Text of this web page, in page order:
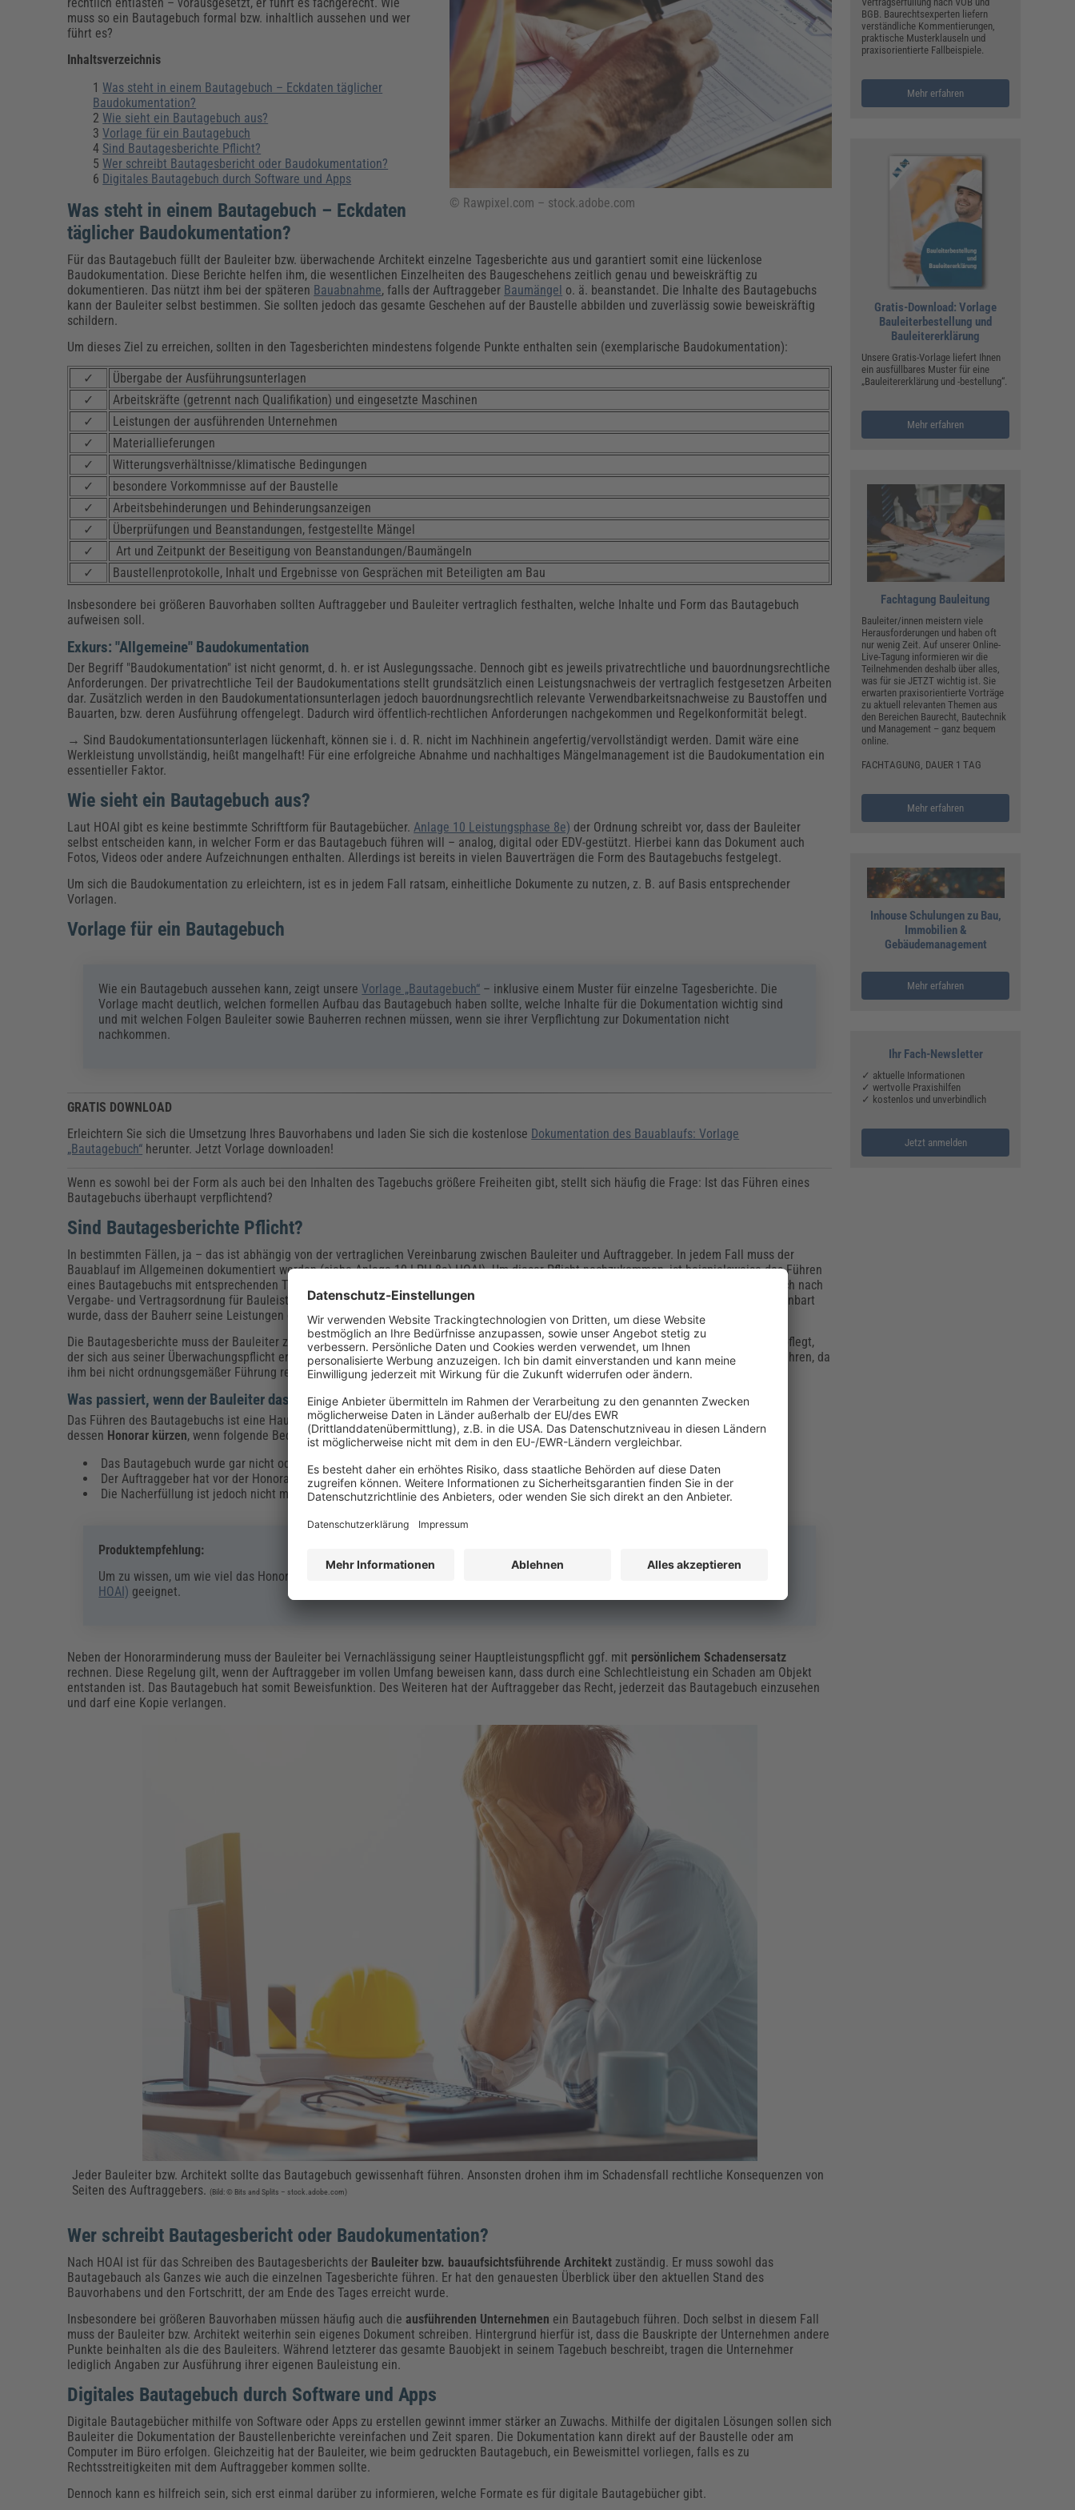
Energie & Umwelt
Führung & Management
Gesundheit & Pflege
Kommunales
Fachpublikationen & Arbeitshilfen
Bauhof
Hausmeister & Haustechnik
Grünflächen
Recht, Sicherheit & Ordnung
Vergaberecht
Verkehrsrecht
Bau, Immobilien & Gebäudemanagement
Künstliche Intelligenz
Weiterbildungen (AKADEMIE HERKERT)
Künstliche Intelligenz
Personalmanagement
Fachpublikationen & Arbeitshilfen
Personalwesen Weiterbildungen (AKADEMIE HERKERT)
Personal, Ausbildung & Recht
Reisekosten und Finanzen
Weiterbildungen (AKADEMIE HERKERT)
Reisekosten & Finanzen
Zoll und Export
Fachpublikationen & Arbeitshilfen
Zollabwicklung & Exportabwicklung Zollverfahren & Zollvorschriften
Weiterbildungen (AKADEMIE HERKERT)
Zoll & Export
© Rawpixel.com – stock.adobe.com
muss so ein Bautagebuch formal bzw. inhaltlich aussehen und wer
führt es?
Inhaltsverzeichnis
Was steht in einem Bautagebuch – Eckdaten täglicher
Baudokumentation?
Wie sieht ein Bautagebuch aus?
Vorlage für ein Bautagebuch
Sind Bautagesberichte Pflicht?
Wer schreibt Bautagesbericht oder Baudokumentation?
Digitales Bautagebuch durch Software und Apps
Was steht in einem Bautagebuch – Eckdaten
täglicher Baudokumentation?
Für das Bautagebuch füllt der Bauleiter bzw. überwachende Architekt einzelne Tagesberichte aus und garantiert somit eine lückenlose
Baudokumentation. Diese Berichte helfen ihm, die wesentlichen Einzelheiten des Baugeschehens zeitlich genau und beweiskräftig zu
dokumentieren. Das nützt ihm bei der späteren Bauabnahme, falls der Auftraggeber Baumängel o. ä. beanstandet. Die Inhalte des Bautagebuchs
kann der Bauleiter selbst bestimmen. Sie sollten jedoch das gesamte Geschehen auf der Baustelle abbilden und zuverlässig sowie beweiskräftig
schildern.
Um dieses Ziel zu erreichen, sollten in den Tagesberichten mindestens folgende Punkte enthalten sein (exemplarische Baudokumentation):
✓
Übergabe der Ausführungsunterlagen
✓
Arbeitskräfte (getrennt nach Qualifikation) und eingesetzte Maschinen
✓
Leistungen der ausführenden Unternehmen
✓
Materiallieferungen
✓
Witterungsverhältnisse/klimatische Bedingungen
✓
besondere Vorkommnisse auf der Baustelle
✓
Arbeitsbehinderungen und Behinderungsanzeigen
✓
Überprüfungen und Beanstandungen, festgestellte Mängel
✓
Art und Zeitpunkt der Beseitigung von Beanstandungen/Baumängeln
✓
Baustellenprotokolle, Inhalt und Ergebnisse von Gesprächen mit Beteiligten am Bau
Insbesondere bei größeren Bauvorhaben sollten Auftraggeber und Bauleiter vertraglich festhalten, welche Inhalte und Form das Bautagebuch
aufweisen soll.
Exkurs: "Allgemeine" Baudokumentation
Der Begriff "Baudokumentation" ist nicht genormt, d. h. er ist Auslegungssache. Dennoch gibt es jeweils privatrechtliche und bauordnungsrechtliche
Anforderungen. Der privatrechtliche Teil der Baudokumentations stellt grundsätzlich einen Leistungsnachweis der vertraglich festgesetzen Arbeiten
dar. Zusätzlich werden in den Baudokumentationsunterlagen jedoch bauordnungsrechtlich relevante Verwendbarkeitsnachweise zu Baustoffen und
Bauarten, bzw. deren Ausführung offengelegt. Dadurch wird öffentlich-rechtlichen Anforderungen nachgekommen und Regelkonformität belegt.
→ Sind Baudokumentationsunterlagen lückenhaft, können sie i. d. R. nicht im Nachhinein angefertig/vervollständigt werden. Damit wäre eine
Werkleistung unvollständig, heißt mangelhaft! Für eine erfolgreiche Abnahme und nachhaltiges Mängelmanagement ist die Baudokumentation ein
essentieller Faktor.
Wie sieht ein Bautagebuch aus?
Laut HOAI gibt es keine bestimmte Schriftform für Bautagebücher. Anlage 10 Leistungsphase 8e) der Ordnung schreibt vor, dass der Bauleiter
selbst entscheiden kann, in welcher Form er das Bautagebuch führen will – analog, digital oder EDV-gestützt. Hierbei kann das Dokument auch
Fotos, Videos oder andere Aufzeichnungen enthalten. Allerdings ist bereits in vielen Bauverträgen die Form des Bautagebuchs festgelegt.
Um sich die Baudokumentation zu erleichtern, ist es in jedem Fall ratsam, einheitliche Dokumente zu nutzen, z. B. auf Basis entsprechender
Vorlagen.
Vorlage für ein Bautagebuch
Wie ein Bautagebuch aussehen kann, zeigt unsereVorlage „Bautagebuch“ – inklusive einem Muster für einzelne Tagesberichte. Die
Vorlage macht deutlich, welchen formellen Aufbau das Bautagebuch haben sollte, welche Inhalte für die Dokumentation wichtig sind
und mit welchen Folgen Bauleiter sowie Bauherren rechnen müssen, wenn sie ihrer Verpflichtung zur Dokumentation nicht
nachkommen.
GRATIS DOWNLOAD
Erleichtern Sie sich die Umsetzung Ihres Bauvorhabens und laden Sie sich die kostenlose Dokumentation des Bauablaufs: Vorlage
„Bautagebuch“ herunter. Jetzt Vorlage downloaden!
Wenn es sowohl bei der Form als auch bei den Inhalten des Tagebuchs größere Freiheiten gibt, stellt sich häufig die Frage: Ist das Führen eines
Bautagebuchs überhaupt verpflichtend?
Sind Bautagesberichte Pflicht?
In bestimmten Fällen, ja – das ist abhängig von der vertraglichen Vereinbarung zwischen Bauleiter und Auftraggeber. In jedem Fall muss der
Bauablauf im Allgemeinen dokumentiert werden (siehe Anlage 10 LPH 8e) HOAI). Um dieser Pflicht nachzukommen, ist beispielsweise das Führen
eines Bautagebuchs mit entsprechenden Tagesberichten möglich. Es sind jedoch ebenso andere Arten der Baudokumentation zulässig. Auch nach
Vergabe- und Vertragsordnung für Bauleistungen – Teil B (VOB/B) gibt es keine Pflicht zum Bautagebuch. Wenn jedoch im Bauvertrag vereinbart
wurde, dass der Bauherr seine Leistungen gem. § 15 Abs. 2 HOAI erbringt, muss er zwingend ein Bautagebuch führen.
Die Bautagesberichte muss der Bauleiter zwar nicht zwingend jeden Tag ausfüllen. Meist reicht es aus, wenn er sie anhand des Rhythmus pflegt,
der sich aus seiner Überwachungspflicht ergibt. Allerdings sollte der Bauleiter das Bautagebuch im eigenen Interesse stets gewissenhaft führen, da
ihm bei nicht ordnungsgemäßer Führung rechtliche Konsequenzen drohen.
Was passiert, wenn der Bauleiter das Tagebuch nicht ordnungsgemäß führt?
Das Führen des Bautagebuchs ist eine Hauptleistungspflicht des Bauleiters bzw. überwachenden Architekten. Daher kann der Auftraggeber
dessen Honorar kürzen, wenn folgende Bedingungen erfüllt sind:
Das Bautagebuch wurde gar nicht oder nicht ordnungsgemäß geführt.
Der Auftraggeber hat vor der Honorarkürzung eine gesetzliche Nacherfüllungsfrist gewährt.
Die Nacherfüllung ist jedoch nicht mehr möglich.
Produktempfehlung:
Um zu wissen, um wie viel das Honorar gekürzt werden kann, sind einschlägige
Honorarermittlungstabellen (z. B aus der
HOAI) geeignet.
Neben der Honorarminderung muss der Bauleiter bei Vernachlässigung seiner Hauptleistungspflicht ggf. mit persönlichem Schadensersatz
rechnen. Diese Regelung gilt, wenn der Auftraggeber im vollen Umfang beweisen kann, dass durch eine Schlechtleistung ein Schaden am Objekt
entstanden ist. Das Bautagebuch hat somit Beweisfunktion. Des Weiteren hat der Auftraggeber das Recht, jederzeit das Bautagebuch einzusehen
und darf eine Kopie verlangen.
Jeder Bauleiter bzw. Architekt sollte das Bautagebuch gewissenhaft führen. Ansonsten drohen ihm im Schadensfall rechtliche Konsequenzen von
Seiten des Auftraggebers. (Bild: © Bits and Splits – stock.adobe.com)
Wer schreibt Bautagesbericht oder Baudokumentation?
Nach HOAI ist für das Schreiben des Bautagesberichts der Bauleiter bzw. bauaufsichtsführende Architekt zuständig. Er muss sowohl das
Bautagebauch als Ganzes wie auch die einzelnen Tagesberichte führen. Er hat den genauesten Überblick über den aktuellen Stand des
Bauvorhabens und den Fortschritt, der am Ende des Tages erreicht wurde.
Insbesondere bei größeren Bauvorhaben müssen häufig auch dieausführenden Unternehmen ein Bautagebuch führen. Doch selbst in diesem Fall
muss der Bauleiter bzw. Architekt weiterhin sein eigenes Dokument schreiben. Hintergrund hierfür ist, dass die Bauskripte der Unternehmen andere
Punkte beinhalten als die des Bauleiters. Während letzterer das gesamte Bauobjekt in seinem Tagebuch beschreibt, tragen die Unternehmer
lediglich Angaben zur Ausführung ihrer eigenen Bauleistung ein.
Digitales Bautagebuch durch Software und Apps
Digitale Bautagebücher mithilfe von Software oder Apps zu erstellen gewinnt immer stärker an Zuwachs. Mithilfe der digitalen Lösungen sollen sich
Bauleiter die Dokumentation der Baustellenberichte vereinfachen und Zeit sparen. Die Dokumentation kann direkt auf der Baustelle oder am
Computer im Büro erfolgen. Gleichzeitig hat der Bauleiter, wie beim gedruckten Bautagebuch, ein Beweismittel vorliegen, falls es zu
Rechtsstreitigkeiten mit dem Auftraggeber kommen sollte.
Dennoch kann es hilfreich sein, sich erst einmal darüber zu informieren, welche Formate es für digitale Bautagebücher gibt.
BGB. Baurechtsexperten liefern
verständliche Kommentierungen,
praktische Musterklauseln und
praxisorientierte Fallbeispiele.
Mehr erfahren
Gratis-Download: Vorlage
Bauleiterbestellung und
Bauleitererklärung
Unsere Gratis-Vorlage liefert Ihnen
ein ausfüllbares Muster für eine
„Bauleitererklärung und -bestellung“.
Mehr erfahren
Fachtagung Bauleitung
Bauleiter/innen meistern viele
Herausforderungen und haben oft
nur wenig Zeit. Auf unserer Online-
Live-Tagung informieren wir die
Teilnehmenden deshalb über alles,
was für sie JETZT wichtig ist. Sie
erwarten praxisorientierte Vorträge
zu aktuell relevanten Themen aus
den Bereichen Baurecht, Bautechnik
und Management – ganz bequem
online.
FACHTAGUNG, DAUER 1 TAG
Mehr erfahren
Inhouse Schulungen zu Bau,
Immobilien &
Gebäudemanagement
Mehr erfahren
Ihr Fach-Newsletter
✓ aktuelle Informationen
✓ wertvolle Praxishilfen
✓ kostenlos und unverbindlich
Jetzt anmelden